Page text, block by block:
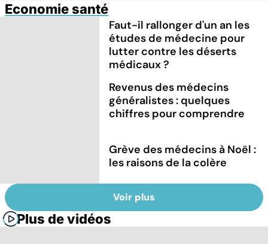
Economie santé
Faut-il rallonger d'un an les
études de médecine pour
lutter contre les déserts
médicaux ?
Revenus des médecins
généralistes : quelques
chiffres pour comprendre
Grève des médecins à Noël :
les raisons de la colère
Voir plus
Plus de vidéos